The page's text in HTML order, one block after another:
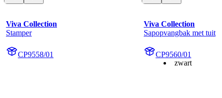
Viva Collection
Stamper
CP9558/01
Viva Collection
Sapopvangbak met tuit
CP9560/01
zwart